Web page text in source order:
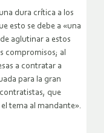
dura crítica a los
esto se debe a «una
aglutinar a estos
compromisos; al
a contratar a
para la gran
que
tema al mandante».